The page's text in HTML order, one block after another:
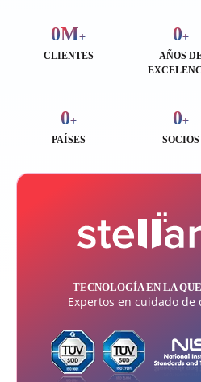
0M+
CLIENTES
0+
AÑOS
0+
PAÍSES
0+
SOCIOS
TECNOLOGÍA EN LA
Expertos en cuidado de